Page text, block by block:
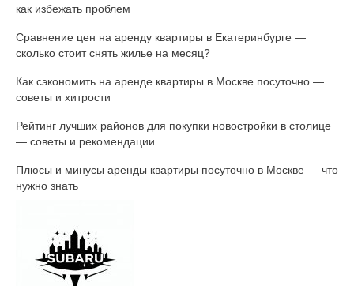
как избежать проблем
Сравнение цен на аренду квартиры в Екатеринбурге —
сколько стоит снять жилье на месяц?
Как сэкономить на аренде квартиры в Москве посуточно —
советы и хитрости
Рейтинг лучших районов для покупки новостройки в столице
— советы и рекомендации
Плюсы и минусы аренды квартиры посуточно в Москве — что
нужно знать